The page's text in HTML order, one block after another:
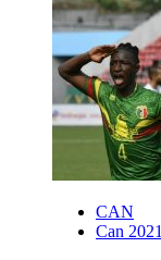
CAN
Can 2021